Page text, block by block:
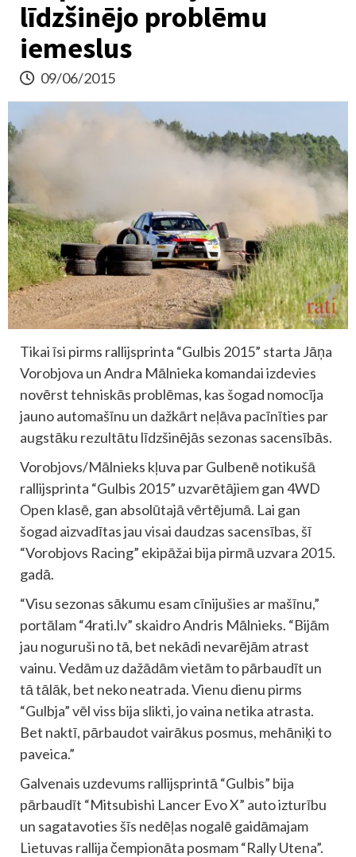
līdzšinējo problēmu
iemeslus
09/06/2015
Tikai īsi pirms rallijsprinta “Gulbis 2015” starta Jāņa
Vorobjova un Andra Mālnieka komandai izdevies
novērst tehniskās problēmas, kas šogad nomocīja
jauno automašīnu un dažkārt neļāva pacīnīties par
augstāku rezultātu līdzšinējās sezonas sacensībās.
Vorobjovs/Mālnieks kļuva par Gulbenē notikušā
rallijsprinta “Gulbis 2015” uzvarētājiem gan 4WD
Open klasē, gan absolūtajā vērtējumā. Lai gan
šogad aizvadītas jau visai daudzas sacensības, šī
“Vorobjovs Racing” ekipāžai bija pirmā uzvara 2015.
gadā.
“Visu sezonas sākumu esam cīnijušies ar mašīnu,”
portālam “4rati.lv” skaidro Andris Mālnieks. “Bijām
jau noguruši no tā, bet nekādi nevarējām atrast
vainu. Vedām uz dažādām vietām to pārbaudīt un
tā tālāk, bet neko neatrada. Vienu dienu pirms
“Gulbja” vēl viss bija slikti, jo vaina netika atrasta.
Bet naktī, pārbaudot vairākus posmus, mehāniķi to
paveica.”
Galvenais uzdevums rallijsprintā “Gulbis” bija
pārbaudīt “Mitsubishi Lancer Evo X” auto izturību
un sagatavoties šīs nedēļas nogalē gaidāmajam
Lietuvas rallija čempionāta posmam “Rally Utena”.